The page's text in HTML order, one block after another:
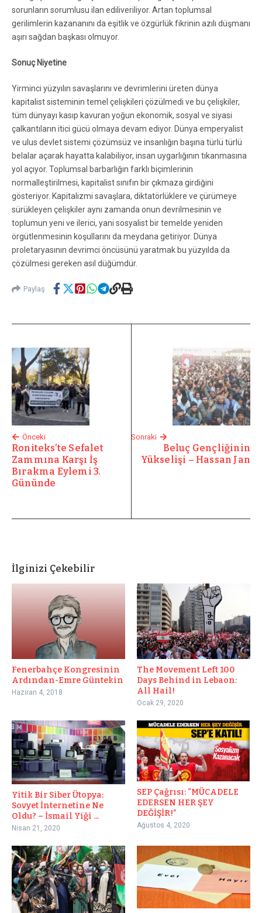
sorunların sorumlusu ilan ediliveriliyor. Artan toplumsal
gerilimlerin kazananını da eşitlik ve özgürlük fikrinin azılı düşmanı
aşırı sağdan başkası olmuyor.
Sonuç Niyetine
Yirminci yüzyılın savaşlarını ve devrimlerini üreten dünya
kapitalist sisteminin temel çelişkileri çözülmedi ve bu çelişkiler,
tüm dünyayı kasıp kavuran yoğun ekonomik, sosyal ve siyasi
çalkantıların itici gücü olmaya devam ediyor. Dünya emperyalist
ve ulus devlet sistemi çözümsüz ve insanlığın başına türlü türlü
belalar açarak hayatta kalabiliyor, insan uygarlığının tıkanmasına
yol açıyor. Toplumsal barbarlığın farklı biçimlerinin
normalleştirilmesi, kapitalist sınıfın bir çıkmaza girdiğini
gösteriyor. Kapitalizmi savaşlara, diktatörlüklere ve çürümeye
sürükleyen çelişkiler aynı zamanda onun devrilmesinin ve
toplumun yeni ve ilerici, yani sosyalist bir temelde yeniden
örgütlenmesinin koşullarını da meydana getiriyor. Dünya
proletaryasının devrimci öncüsünü yaratmak bu yüzyılda da
çözülmesi gereken asıl düğümdür.
Paylaş
Önceki
Roniteks’te Sefalet
Zammına Karşı İş
Bırakma Eylemi 3.
Gününde
Sonraki
Beluç Gençliğinin
Yükselişi – Hassan Jan
İlginizi Çekebilir
Fenerbahçe Kongresinin
Ardından-Emre Güntekin
Haziran 4, 2018
The Movement Left 100
Days Behind in Lebaon:
All Hail!
Ocak 29, 2020
Yitik Bir Siber Ütopya:
Sovyet İnternetine Ne
Oldu? – İsmail Yiği ...
Nisan 21, 2020
SEP Çağrısı: “MÜCADELE
EDERSEN HER ŞEY
DEĞİŞİR!”
Ağustos 4, 2020